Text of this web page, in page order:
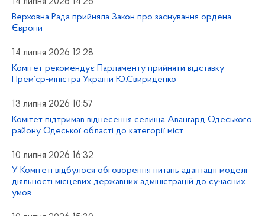
14 липня 2026 14:26
Верховна Рада прийняла Закон про заснування ордена
Європи
14 липня 2026 12:28
Комітет рекомендує Парламенту прийняти відставку
Прем’єр-міністра України Ю.Свириденко
13 липня 2026 10:57
Комітет підтримав віднесення селища Авангард Одеського
району Одеської області до категорії міст
10 липня 2026 16:32
У Комітеті відбулося обговорення питань адаптації моделі
діяльності місцевих державних адміністрацій до сучасних
умов